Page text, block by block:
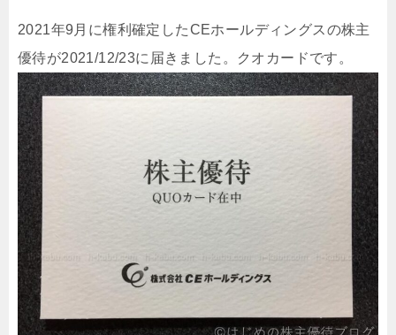
2021年9月に権利確定したCEホールディングスの株主
優待が2021/12/23に届きました。クオカードです。